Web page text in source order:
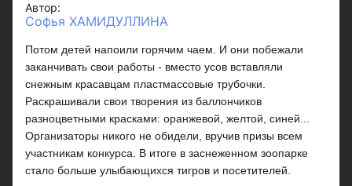
Автор:
Софья ХАМИДУЛЛИНА
Потом детей напоили горячим чаем. И они побежали
заканчивать свои работы - вместо усов вставляли
снежным красавцам пластмассовые трубочки.
Раскрашивали свои творения из баллончиков
разноцветными красками: оранжевой, желтой, синей...
Организаторы никого не обидели, вручив призы всем
участникам конкурса. В итоге в заснеженном зоопарке
стало больше улыбающихся тигров и посетителей.